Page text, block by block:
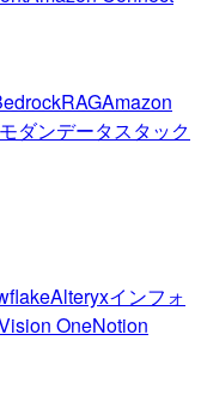
RAGAmazon
モダンデータスタック
Alteryxインフォ
OneNotion